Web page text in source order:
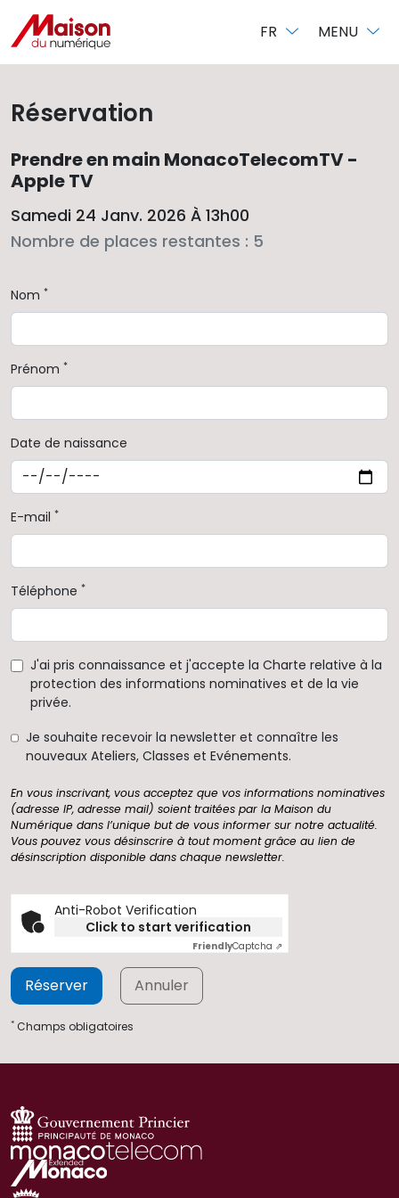
FR MENU
Réservation
Prendre en main MonacoTelecomTV -
Apple TV
Samedi 24 Janv. 2026 À 13h00
Nombre de places restantes : 5
Nom *
Prénom *
Date de naissance
E-mail *
Téléphone *
J'ai pris connaissance et j'accepte la Charte relative à la
protection des informations nominatives et de la vie
privée.
Je souhaite recevoir la newsletter et connaître les
nouveaux Ateliers, Classes et Evénements.
En vous inscrivant, vous acceptez que vos informations nominatives
(adresse IP, adresse mail) soient traitées par la Maison du
Numérique dans l’unique but de vous informer sur notre actualité.
Vous pouvez vous désinscrire à tout moment grâce au lien de
désinscription disponible dans chaque newsletter.
Anti-Robot Verification
Click to start verification
FriendlyCaptcha ⇗
Réserver Annuler
* Champs obligatoires